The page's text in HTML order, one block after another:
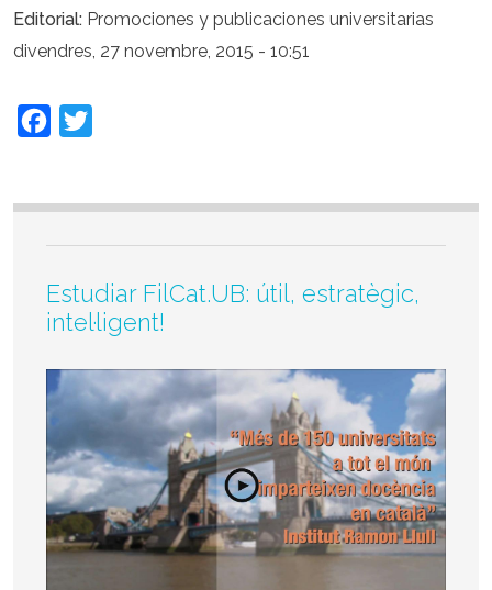
Editorial Promociones y publicaciones universitarias
divendres, 27 novembre, 2015 - 10:51
Facebook
Estudiar FilCat.UB: útil, estratègic,
intel·ligent!